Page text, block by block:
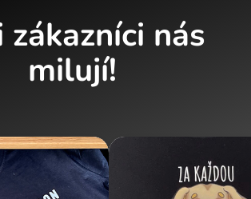
zákazníci nás
milují!